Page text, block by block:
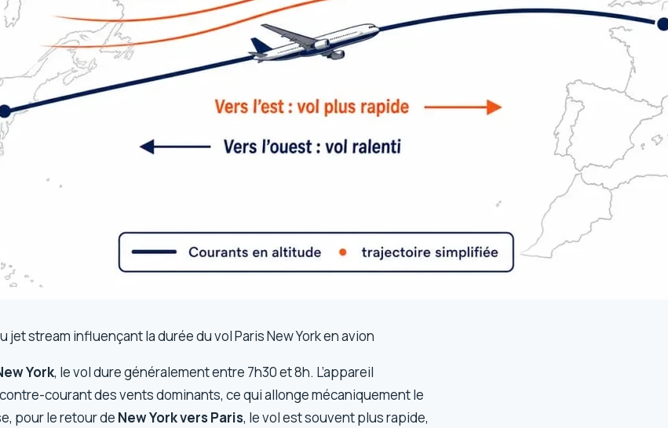
jet stream influençant la durée du vol Paris New York en avion
York, le vol dure généralement entre 7h30 et 8h. L’appareil
courant des vents dominants, ce qui allonge mécaniquement le
pour le retour de New York vers Paris, le vol est souvent plus rapide,